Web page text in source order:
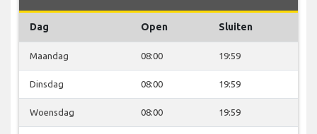
Dag Open Sluiten
Maandag 08:00 19:59
Dinsdag 08:00 19:59
Woensdag 08:00 19:59